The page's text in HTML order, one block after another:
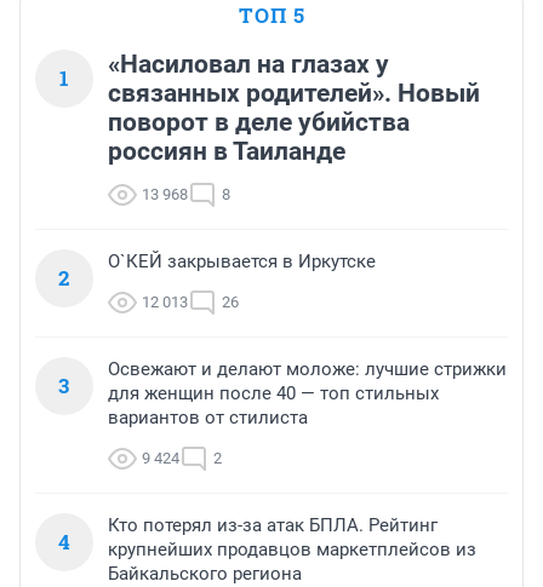
ТОП 5
1
«Насиловал на глазах у
связанных родителей». Новый
поворот в деле убийства
россиян в Таиланде
13 968 8
2
О`КЕЙ закрывается в Иркутске
12 013 26
3
Освежают и делают моложе: лучшие стрижки
для женщин после 40 — топ стильных
вариантов от стилиста
9 424 2
4
Кто потерял из-за атак БПЛА. Рейтинг
крупнейших продавцов маркетплейсов из
Байкальского региона